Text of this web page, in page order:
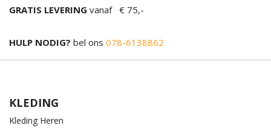
GRATIS LEVERING vanaf € 75,-
HULP NODIG? bel ons 078-6138862
KLEDING
Kleding Heren